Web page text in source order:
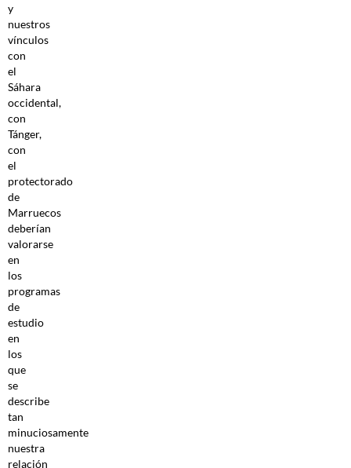
y
nuestros
vínculos
con
el
Sáhara
occidental,
con
Tánger,
con
el
protectorado
de
Marruecos
deberían
valorarse
en
los
programas
de
estudio
en
los
que
se
describe
tan
minuciosamente
nuestra
relación